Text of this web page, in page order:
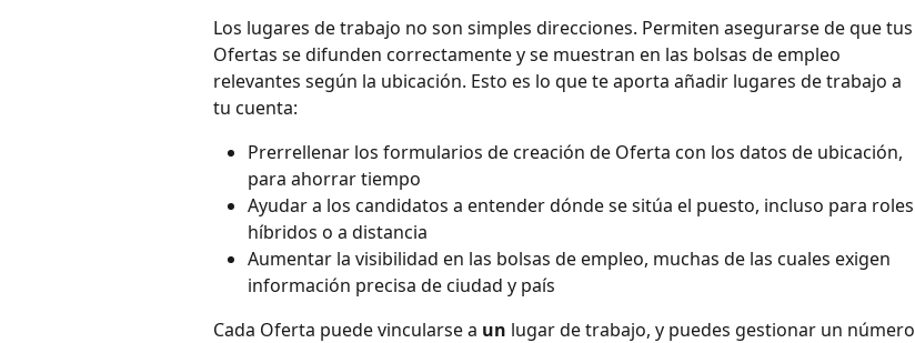
Los lugares de trabajo no son simples direcciones. Permiten asegurarse de que tus
Ofertas se difunden correctamente y se muestran en las bolsas de empleo
relevantes según la ubicación. Esto es lo que te aporta añadir lugares de trabajo a
tu cuenta:
Prerrellenar los formularios de creación de Oferta con los datos de ubicación,
para ahorrar tiempo
Ayudar a los candidatos a entender dónde se sitúa el puesto, incluso para roles
híbridos o a distancia
Aumentar la visibilidad en las bolsas de empleo, muchas de las cuales exigen
información precisa de ciudad y país
Cada Oferta puede vincularse a un lugar de trabajo, y puedes gestionar un número